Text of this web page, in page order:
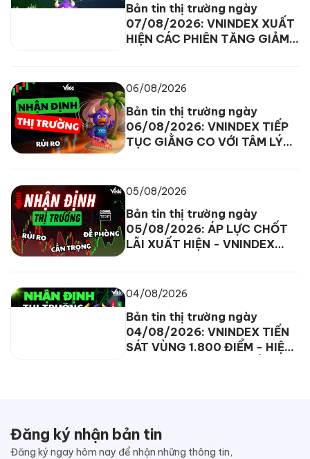
Bản tin thị trường ngày
07/08/2026: VNINDEX XUẤT
HIỆN CÁC PHIÊN TĂNG GIẢM
06/08/2026
Bản tin thị trường ngày
06/08/2026: VNINDEX TIẾP
TỤC GIẰNG CO VỚI TÂM LÝ
05/08/2026
Bản tin thị trường ngày
05/08/2026: ÁP LỰC CHỐT
LÃI XUẤT HIỆN - VNINDEX
04/08/2026
Bản tin thị trường ngày
04/08/2026: VNINDEX TIẾN
SÁT VÙNG 1.800 ĐIỂM - HIỆN
Đăng ký nhận bản tin
Đăng ký ngay hôm nay để nhận những thông tin,